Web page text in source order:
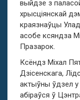
выйдзе з
хрысціянскай
краязнаўцы
асобе ксяндза
Празарок.
Ксёндз Міхал
Дзісенскага,
актыўны ўдзел у
абіраўся ў